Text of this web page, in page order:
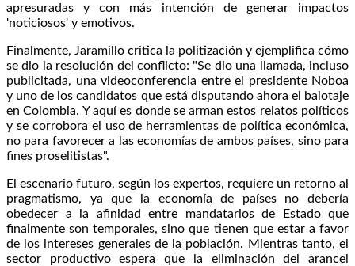
apresuradas y con más intención de generar impactos
'noticiosos' y emotivos.
Finalmente, Jaramillo critica la politización y ejemplifica cómo
se dio la resolución del conflicto: "Se dio una llamada, incluso
publicitada, una videoconferencia entre el presidente Noboa
y uno de los candidatos que está disputando ahora el balotaje
en Colombia. Y aquí es donde se arman estos relatos políticos
y se corrobora el uso de herramientas de política económica,
no para favorecer a las economías de ambos países, sino para
fines proselitistas".
El escenario futuro, según los expertos, requiere un retorno al
pragmatismo, ya que la economía de países no debería
obedecer a la afinidad entre mandatarios de Estado que
finalmente son temporales, sino que tienen que estar a favor
de los intereses generales de la población. Mientras tanto, el
sector productivo espera que la eliminación del arancel